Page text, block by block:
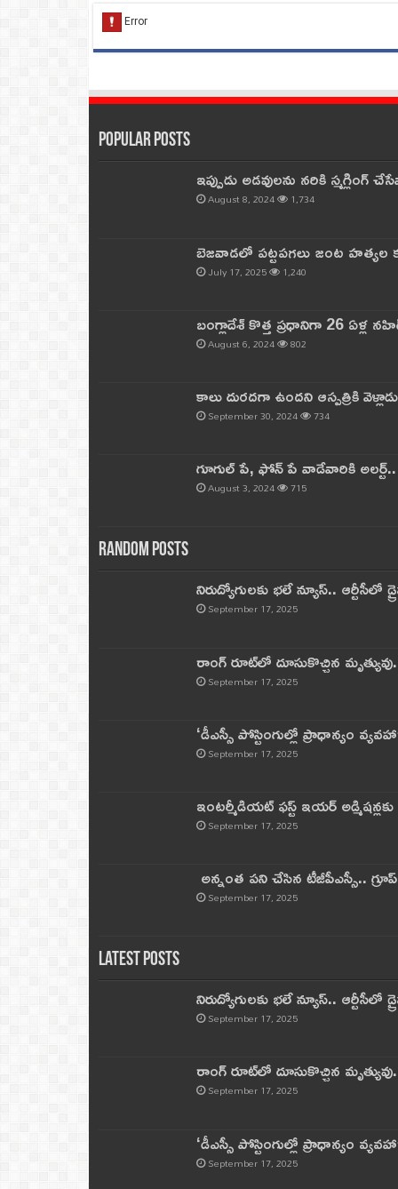
Popular Posts
ఇప్పుడు అడవులను నరికి
August 8, 2024 1,734
బెజవాడలో పట్టపగలు జంట
July 17, 2025 1,240
బంగ్లాదేశ్ కొత్త ప్రధానిగా 26 ఏళ్ల
August 6, 2024 802
కాలు దురదగా ఉందని ఆస్పత్రికి
September 30, 2024 734
గూగుల్ పే, ఫోన్ పే వాడేవారికి
August 3, 2024 715
Random Posts
నిరుద్యోగులకు భలే న్యూస్.. ఆర్టీసీలో
September 17, 2025
రాంగ్ రూట్‌లో దూసుకొచ్చిన
September 17, 2025
‘డీఎస్సీ పోస్టింగుల్లో ప్రాధాన్యం
September 17, 2025
ఇంటర్మీడియట్ ఫస్ట్‌ ఇయర్‌
September 17, 2025
అన్నంత పని చేసిన టీజీపీఎస్సీ..
September 17, 2025
Latest Posts
నిరుద్యోగులకు భలే న్యూస్.. ఆర్టీసీలో
September 17, 2025
రాంగ్ రూట్‌లో దూసుకొచ్చిన
September 17, 2025
‘డీఎస్సీ పోస్టింగుల్లో ప్రాధాన్యం
September 17, 2025